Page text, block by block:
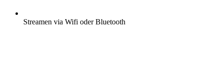
Streamen via Wifi oder Bluetooth